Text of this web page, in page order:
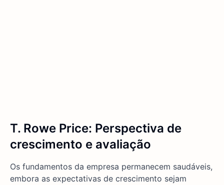
T. Rowe Price: Perspectiva de
crescimento e avaliação
Os fundamentos da empresa permanecem saudáveis,
embora as expectativas de crescimento sejam